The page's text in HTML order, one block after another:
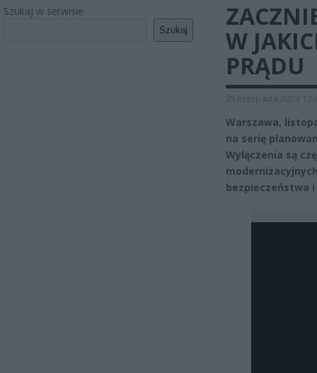
Szukaj w serwisie
Szukaj
W
PRĄDU
25 listopada 2023
Warszawa,
na serię
Wyłączenia są
bezpieczeństwa